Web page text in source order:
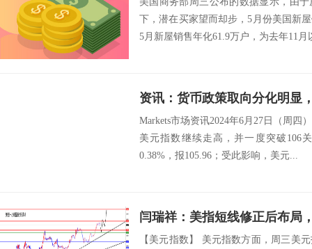
下，潜在买家望而却步，5月份美国新
5月新屋销售年化61.9万户，为去年11
Markets市场资讯2024年6月27日（周四
美元指数继续走高，并一度突破106
0.38%，报105.96；受此影响，美元...
闫瑞祥：美指短线修正后布局
【美元指数】 美元指数方面，周三美